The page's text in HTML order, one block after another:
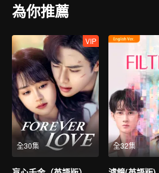
為你推薦
全30集
VIP
全32集